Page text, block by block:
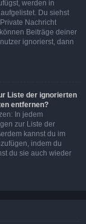
werden in
Du siehst
Nachricht
Beiträge deiner
ignorierst, dann
Liste der ignorierten
entfernen?
In jedem
zur Liste der
kannst du im
indem du
du sie auch wieder